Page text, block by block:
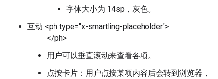
字体大小为 14sp，灰色。
互动 <ph type="x-smartling-placeholder">
</ph>
用户可以垂直滚动来查看各项。
点按卡片：用户点按某项内容后会转到浏览器，